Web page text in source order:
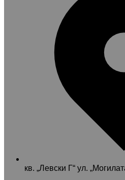
кв. „Левски Г“ ул.